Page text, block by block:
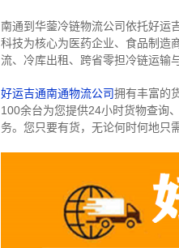
南通到华蓥冷链物流公司依托好运
科技为核心为医药企业、食品制造
流、冷库出租、跨省零担冷链运输
好运吉通南通物流公司拥有丰富的
100余台为您提供24小时货物查询
务。 您只要有货，无论何时何地只